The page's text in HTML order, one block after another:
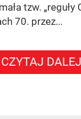
tzw. „reguły
70. przez...
CZYTAJ DALEJ